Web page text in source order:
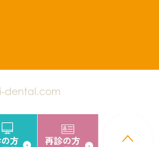
dental.com